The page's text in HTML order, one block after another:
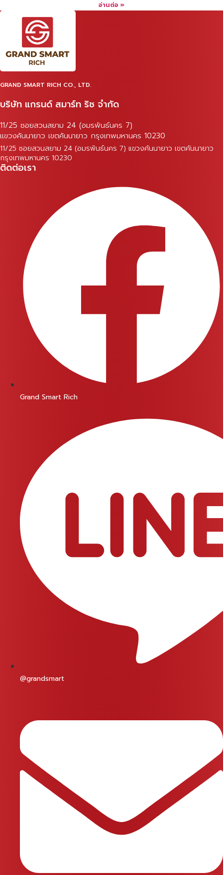
อ่านต่อ »
GRAND SMART RICH CO., LTD.
บริษัท แกรนด์ สมาร์ท ริช จำกัด
11/25 ซอยสวนสยาม 24 (อมรพันธ์นคร 7)
แขวงคันนายาว เขตคันนายาว กรุงเทพมหานคร 10230
11/25 ซอยสวนสยาม 24 (อมรพันธ์นคร 7) แขวงคันนายาว เขตคันนายาว
กรุงเทพมหานคร 10230
ติดต่อเรา
Grand Smart Rich
@grandsmart